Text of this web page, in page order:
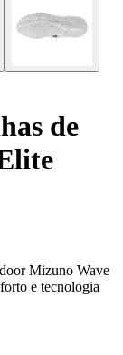
de
Mizuno Wave
e tecnologia